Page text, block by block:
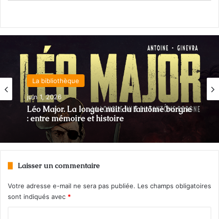
La bibliothèque
juin 1, 2026
Léo Major. La longue nuit du fantôme borgne
: entre mémoire et histoire
Laisser un commentaire
Votre adresse e-mail ne sera pas publiée. Les champs obligatoires
sont indiqués avec *